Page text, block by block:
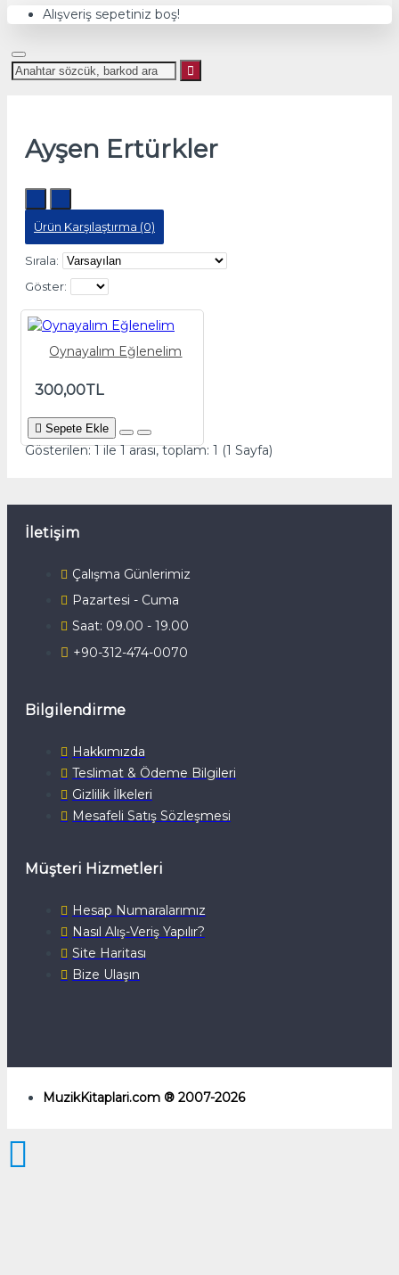
Alışveriş sepetiniz boş!
Ayşen Ertürkler
Ürün Karşılaştırma (0)
Sırala:
Göster:
Oynayalım Eğlenelim
300,00TL
Sepete Ekle
Gösterilen: 1 ile 1 arası, toplam: 1 (1 Sayfa)
İletişim
Çalışma Günlerimiz
Pazartesi - Cuma
Saat: 09.00 - 19.00
+90-312-474-0070
Bilgilendirme
Hakkımızda
Teslimat & Ödeme Bilgileri
Gizlilik İlkeleri
Mesafeli Satış Sözleşmesi
Müşteri Hizmetleri
Hesap Numaralarımız
Nasıl Alış-Veriş Yapılır?
Site Haritası
Bize Ulaşın
MuzikKitaplari.com ® 2007-2026